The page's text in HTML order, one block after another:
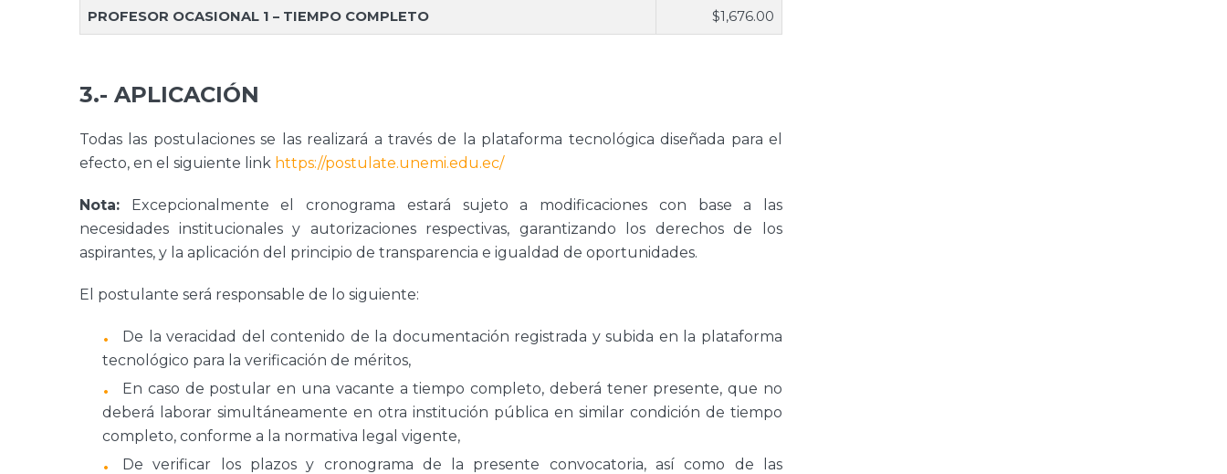
PROFESOR OCASIONAL 1 – TIEMPO COMPLETO $1,676.00
3.- APLICACIÓN
Todas las postulaciones se las realizará a través de la plataforma tecnológica diseñada para el
efecto, en el siguiente link https://postulate.unemi.edu.ec/
Nota: Excepcionalmente el cronograma estará sujeto a modificaciones con base a las
necesidades institucionales y autorizaciones respectivas, garantizando los derechos de los
aspirantes, y la aplicación del principio de transparencia e igualdad de oportunidades.
El postulante será responsable de lo siguiente:
De la veracidad del contenido de la documentación registrada y subida en la plataforma
tecnológico para la verificación de méritos,
En caso de postular en una vacante a tiempo completo, deberá tener presente, que no
deberá laborar simultáneamente en otra institución pública en similar condición de tiempo
completo, conforme a la normativa legal vigente,
De verificar los plazos y cronograma de la presente convocatoria, así como de las